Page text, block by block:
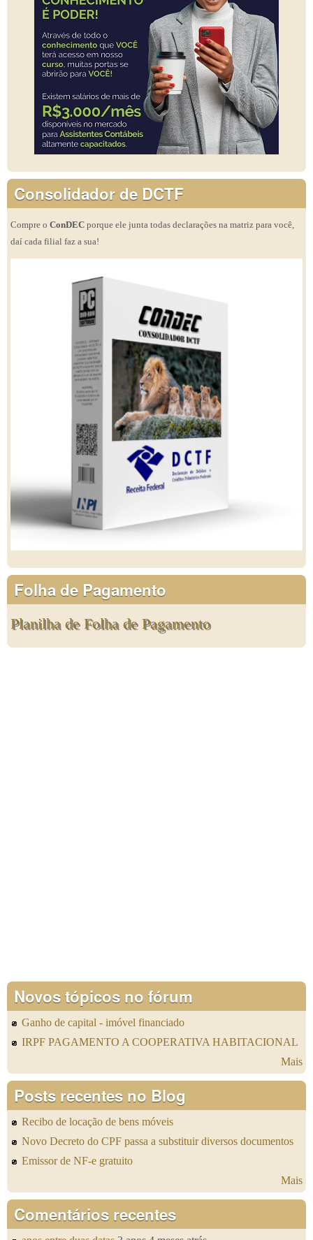
Consolidador de DCTF
Compre o ConDEC porque ele junta todas declarações na matriz para você,
daí cada filial faz a sua!
Folha de Pagamento
Planilha de Folha de Pagamento
Novos tópicos no fórum
Ganho de capital - imóvel financiado
IRPF PAGAMENTO A COOPERATIVA HABITACIONAL
Mais
Posts recentes no Blog
Recibo de locação de bens móveis
Novo Decreto do CPF passa a substituir diversos documentos
Emissor de NF-e gratuito
Mais
Comentários recentes